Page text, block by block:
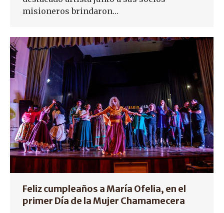
misioneros brindaron…
Feliz cumpleaños a María Ofelia, en el
primer Día de la Mujer Chamamecera